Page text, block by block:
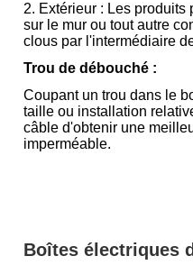
2. Extérieur : Les produits
sur le mur ou tout autre
clous par l'intermédiaire
Trou de débouché :
Coupant un trou dans le
taille ou installation
câble d'obtenir une
imperméable.
Boîtes électriques